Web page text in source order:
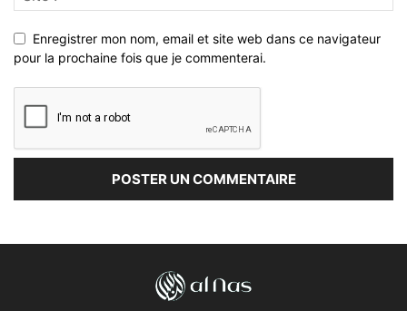
Enregistrer mon nom, email et site web dans ce navigateur
pour la prochaine fois que je commenterai.